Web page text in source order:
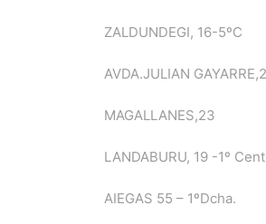
ZALDUNDEGI, 16-5ºC
AVDA.JULIAN
MAGALLANES,23
LANDABURU, 19 -1º
AIEGAS 55 – 1ºDcha.